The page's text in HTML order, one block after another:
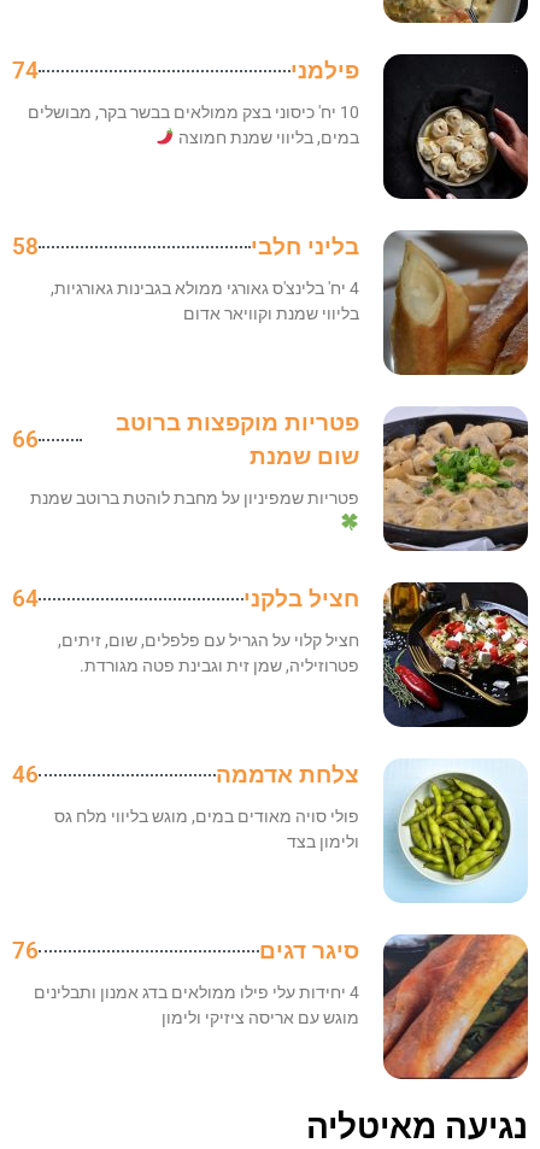
פילמני 74
10 יח' כיסוני בצק ממולאים בבשר בקר, מבושלים
במים, בליווי שמנת חמוצה
בליני חלבי 58
4 יח' בלינצ'ס גאורגי ממולא בגבינות גאורגיות,
בליווי שמנת וקוויאר אדום
פטריות מוקפצות ברוטב
שום שמנת
66
פטריות שמפיניון על מחבת לוהטת ברוטב שמנת
חציל בלקני 64
חציל קלוי על הגריל עם פלפלים, שום, זיתים,
פטרוזיליה, שמן זית וגבינת פטה מגורדת.
צלחת אדממה 46
פולי סויה מאודים במים, מוגש בליווי מלח גס
ולימון בצד
סיגר דגים 76
4 יחידות עלי פילו ממולאים בדג אמנון ותבלינים
מוגש עם אריסה ציזיקי ולימון
נגיעה מאיטליה